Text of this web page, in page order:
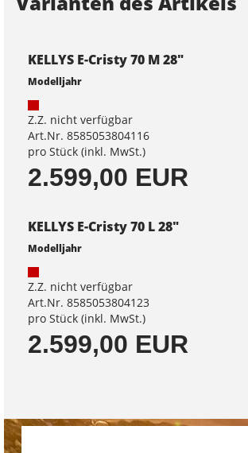
KELLYS E-Cristy 70 M 28"
Modelljahr
Z.Z. nicht verfügbar
Art.Nr. 8585053804116
pro Stück (inkl. MwSt.)
2.599,00 EUR
KELLYS E-Cristy 70 L 28"
Modelljahr
Z.Z. nicht verfügbar
Art.Nr. 8585053804123
pro Stück (inkl. MwSt.)
2.599,00 EUR